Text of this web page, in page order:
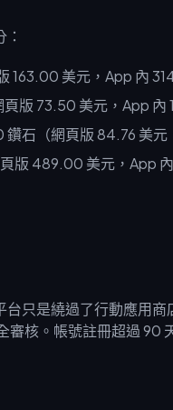
163.00 美元，App 內
版 73.50 美元，App 內
石（網頁版 84.76 美元
版 489.00 美元，App
只是繞過了行動應用
審核。帳號註冊超過 90